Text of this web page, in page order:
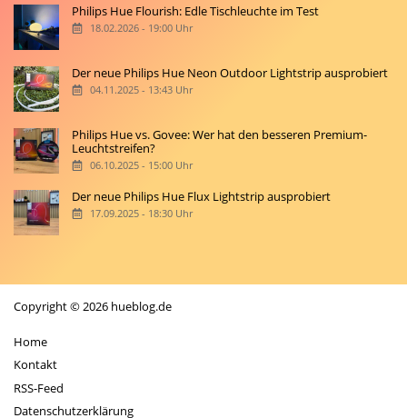
Philips Hue Flourish: Edle Tischleuchte im Test
18.02.2026 - 19:00 Uhr
Der neue Philips Hue Neon Outdoor Lightstrip ausprobiert
04.11.2025 - 13:43 Uhr
Philips Hue vs. Govee: Wer hat den besseren Premium-
Leuchtstreifen?
06.10.2025 - 15:00 Uhr
Der neue Philips Hue Flux Lightstrip ausprobiert
17.09.2025 - 18:30 Uhr
Copyright © 2026 hueblog.de
Home
Kontakt
RSS-Feed
Datenschutzerklärung